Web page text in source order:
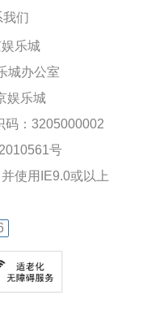
我们
乐城
城办公室
娱乐城
码：3205000002
号
使用IE9.0或以上